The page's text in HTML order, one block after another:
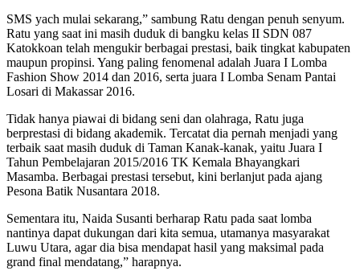
SMS yach mulai sekarang,” sambung Ratu dengan penuh senyum.
Ratu yang saat ini masih duduk di bangku kelas II SDN 087
Katokkoan telah mengukir berbagai prestasi, baik tingkat kabupaten
maupun propinsi. Yang paling fenomenal adalah Juara I Lomba
Fashion Show 2014 dan 2016, serta juara I Lomba Senam Pantai
Losari di Makassar 2016.
Tidak hanya piawai di bidang seni dan olahraga, Ratu juga
berprestasi di bidang akademik. Tercatat dia pernah menjadi yang
terbaik saat masih duduk di Taman Kanak-kanak, yaitu Juara I
Tahun Pembelajaran 2015/2016 TK Kemala Bhayangkari
Masamba. Berbagai prestasi tersebut, kini berlanjut pada ajang
Pesona Batik Nusantara 2018.
Sementara itu, Naida Susanti berharap Ratu pada saat lomba
nantinya dapat dukungan dari kita semua, utamanya masyarakat
Luwu Utara, agar dia bisa mendapat hasil yang maksimal pada
grand final mendatang,” harapnya.